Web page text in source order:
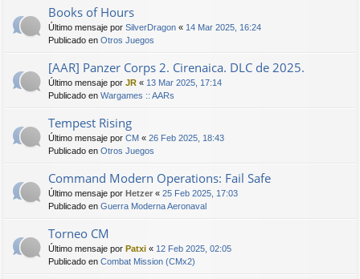
Books of Hours
Último mensaje por SilverDragon « 14 Mar 2025, 16:24
Publicado en Otros Juegos
[AAR] Panzer Corps 2. Cirenaica. DLC de 2025.
Último mensaje por JR « 13 Mar 2025, 17:14
Publicado en Wargames :: AARs
Tempest Rising
Último mensaje por CM « 26 Feb 2025, 18:43
Publicado en Otros Juegos
Command Modern Operations: Fail Safe
Último mensaje por Hetzer « 25 Feb 2025, 17:03
Publicado en Guerra Moderna Aeronaval
Torneo CM
Último mensaje por Patxi « 12 Feb 2025, 02:05
Publicado en Combat Mission (CMx2)